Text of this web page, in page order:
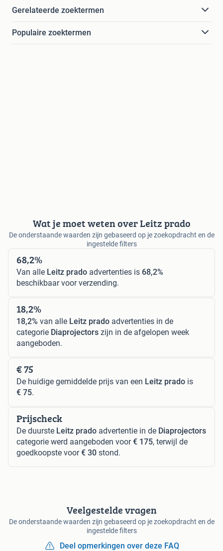
Gerelateerde zoektermen
Populaire zoektermen
Wat je moet weten over Leitz prado
De onderstaande waarden zijn gebaseerd op je zoekopdracht en de
ingestelde filters
68,2%
Van alle Leitz prado advertenties is 68,2%
beschikbaar voor verzending.
18,2%
18,2% van alle Leitz prado advertenties in de
categorie Diaprojectors zijn in de afgelopen week
aangeboden.
€ 75
De huidige gemiddelde prijs van een Leitz prado is
€ 75.
Prijscheck
De duurste Leitz prado advertentie in de Diaprojectors
categorie werd aangeboden voor€ 175, terwijl de
goedkoopste voor€ 30 stond.
Veelgestelde vragen
De onderstaande waarden zijn gebaseerd op je zoekopdracht en de
ingestelde filters
Deel opmerkingen over deze FAQ